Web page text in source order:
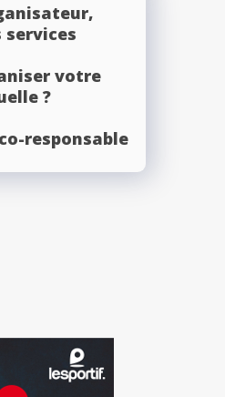
services
votre
?
responsable